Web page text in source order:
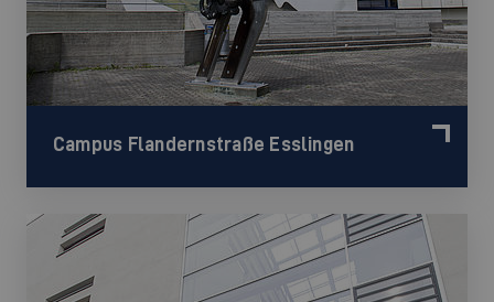
Campus Flandernstraße Esslingen